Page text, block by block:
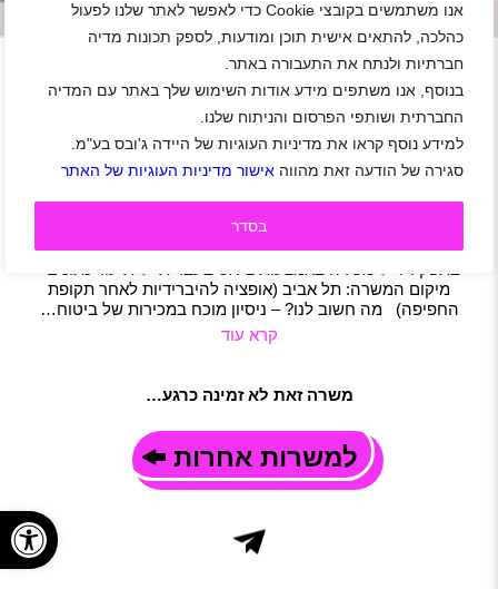
אנו משתמשים בקובצי Cookie כדי לאפשר לאתר שלנו לפעול
כהלכה, להתאים אישית תוכן ומודעות, לספק תכונות מדיה
חברתיות ולנתח את התעבורה באתר.
בנוסף, אנו משתפים מידע אודות השימוש שלך באתר עם המדיה
החברתית ושותפי הפרסום והניתוח שלנו.
למידע נוסף קראו את מדיניות העוגיות של היידה ג'ובס בע"מ.
סגירה של הודעה זאת מהווה אישור מדיניות העוגיות של האתר
בסדר
+
דרוש/ה איש/ת מכירות תותח/ית
אזור מרכז| באר יעקב|בת-ים|גבעתיים |ראשון לציון|רמת גן
תל אביב-יפו|גיל 22 ומעלה |היברידי|חיילים משוחררים|מכירות
לחברת סטארט-אפ מובילה, שמפתחת מוצרי מכירה באמצעות
בינה מלאכותית *עבודה היברידית לאחר תקופת החפיפה מה
מיקום המשרה: תל אביב (אופציה להיברידיות לאחר תקופת
החפיפה) מה חשוב לנו? – ניסיון מוכח במכירות של ביטוח…
קרא עוד
משרה זאת לא זמינה כרגע…
למשרות אחרות